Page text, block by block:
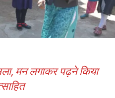
मन लगाकर पढ़ने किया